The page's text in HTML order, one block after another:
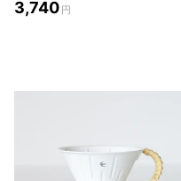
3,740 円